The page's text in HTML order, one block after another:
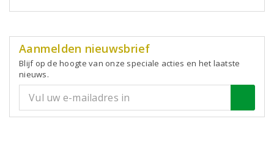
Aanmelden nieuwsbrief
Blijf op de hoogte van onze speciale acties en het laatste
nieuws.